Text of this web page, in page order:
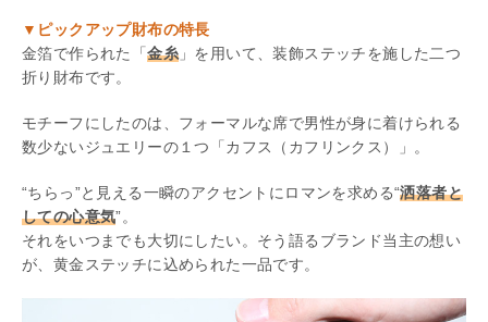
▼ピックアップ財布の特長
金箔で作られた「金糸 」を用いて、装飾ステッチを施した二つ
折り財布です。
モチーフにしたのは、フォーマルな席で男性が身に着けられる
数少ないジュエリーの１つ「カフス（カフリンクス）」。
“ちらっ”と見える一瞬のアクセントにロマンを求める“洒落者と
しての心意気”。
それをいつまでも大切にしたい。そう語るブランド当主の想い
が、黄金ステッチに込められた一品です。